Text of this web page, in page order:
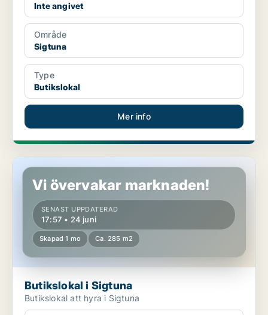
Inte angivet
Område
Sigtuna
Type
Butikslokal
Mer info
Butikslokal i Sigtuna
Vi övervakar marknaden!
SENAST UPPDATERAD
17:57 • 24 juni
Skapad 1 mo Ca. 285 m2
Butikslokal i Sigtuna
Butikslokal att hyra i Sigtuna